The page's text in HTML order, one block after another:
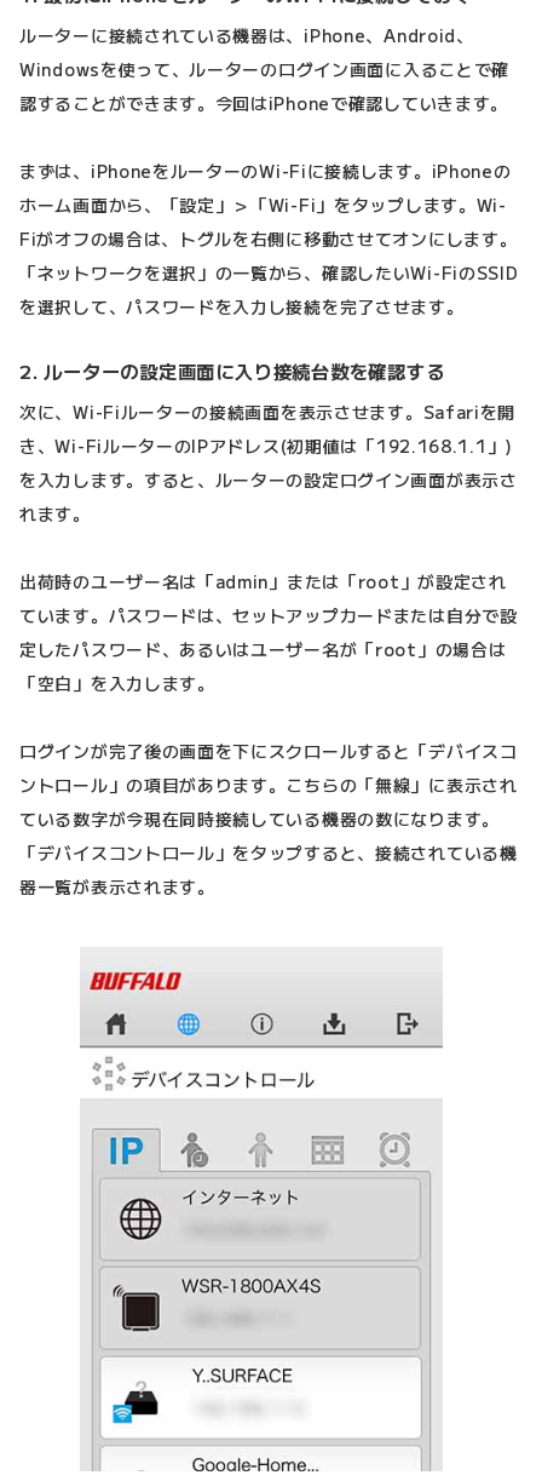
ルーターに接続されている機器は、iPhone、Android、
Windowsを使って、ルーターのログイン画面に入ることで確
認することができます。今回はiPhoneで確認していきます。
まずは、iPhoneをルーターのWi-Fiに接続します。iPhoneの
ホーム画面から、「設定」＞「Wi-Fi」をタップします。Wi-
Fiがオフの場合は、トグルを右側に移動させてオンにします。
「ネットワークを選択」の一覧から、確認したいWi-FiのSSID
を選択して、パスワードを入力し接続を完了させます。
2. ルーターの設定画面に入り接続台数を確認する
次に、Wi-Fiルーターの接続画面を表示させます。Safariを開
き、Wi-FiルーターのIPアドレス(初期値は「192.168.1.1」)
を入力します。すると、ルーターの設定ログイン画面が表示さ
れます。
出荷時のユーザー名は「admin」または「root」が設定され
ています。パスワードは、セットアップカードまたは自分で設
定したパスワード、あるいはユーザー名が「root」の場合は
「空白」を入力します。
ログインが完了後の画面を下にスクロールすると「デバイスコ
ントロール」の項目があります。こちらの「無線」に表示され
ている数字が今現在同時接続している機器の数になります。
「デバイスコントロール」をタップすると、接続されている機
器一覧が表示されます。